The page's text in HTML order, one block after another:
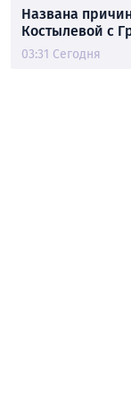
Названа
Костылевой с
03:31 Сегодня